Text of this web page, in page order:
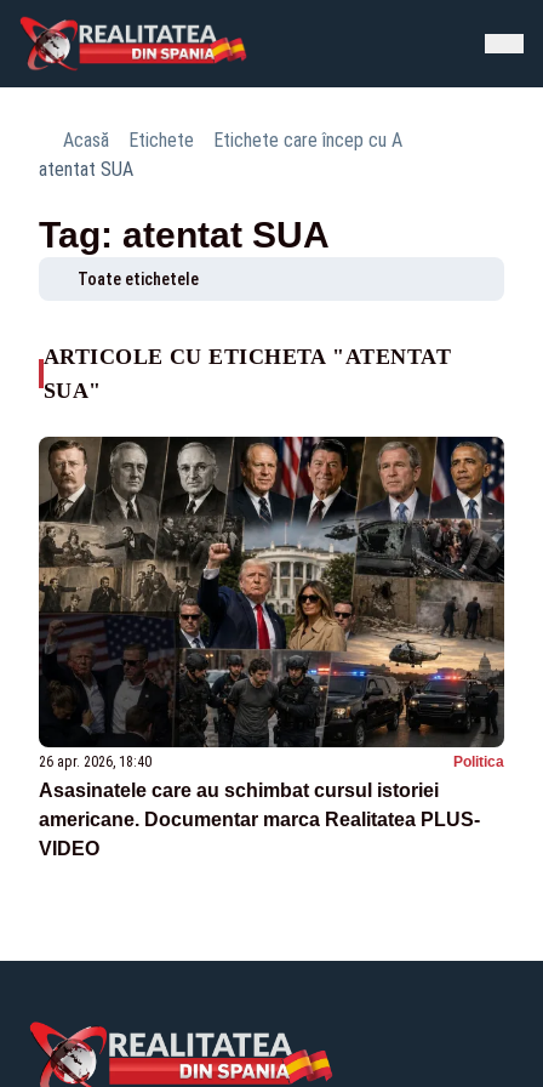
Acasă Etichete
Etichete care încep cu A
atentat SUA
Tag: atentat SUA
Toate etichetele
ARTICOLE CU ETICHETA "ATENTAT
SUA"
26 apr. 2026, 18:40 Politica
Asasinatele care au schimbat cursul istoriei
americane. Documentar marca Realitatea PLUS-
VIDEO